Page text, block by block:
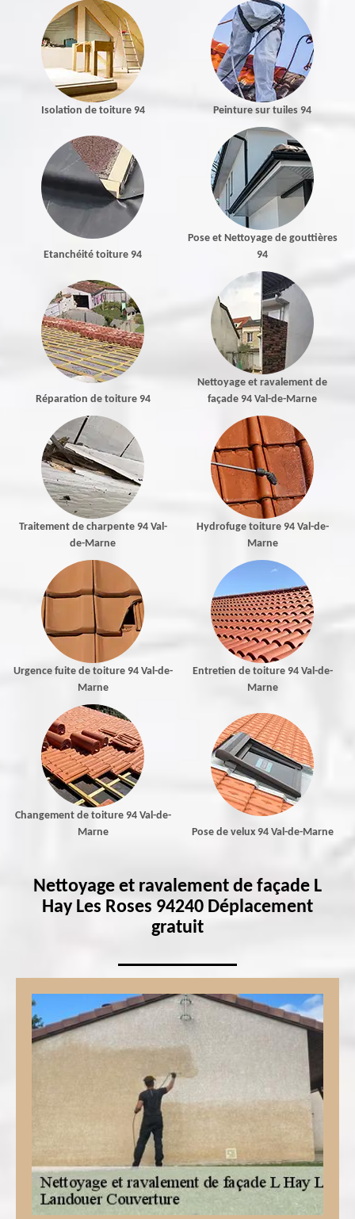
Isolation de toiture 94 Peinture sur tuiles 94
Etanchéité toiture 94
Pose et Nettoyage de gouttières
94
Réparation de toiture 94
Nettoyage et ravalement de
façade 94 Val-de-Marne
Traitement de charpente 94 Val-
de-Marne
Hydrofuge toiture 94 Val-de-
Marne
Urgence fuite de toiture 94 Val-de-
Marne
Entretien de toiture 94 Val-de-
Marne
Changement de toiture 94 Val-de-
Marne
Pose de velux 94 Val-de-Marne
Nettoyage et ravalement de façade L
Hay Les Roses 94240 Déplacement
gratuit